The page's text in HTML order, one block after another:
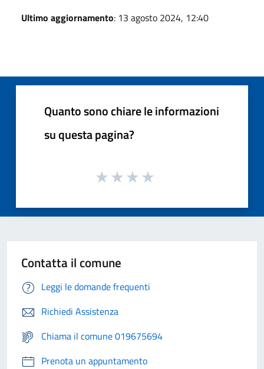
Ultimo aggiornamento: 13 agosto 2024, 12:40
Quanto sono chiare le informazioni
su questa pagina?
Contatta il comune
Leggi le domande frequenti
Richiedi Assistenza
Chiama il comune 019675694
Prenota un appuntamento